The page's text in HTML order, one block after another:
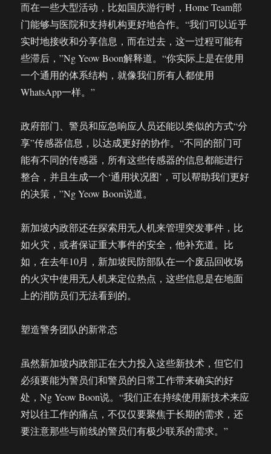
而在一些大型活动，比如国庆游行时，Home Team部
门能够与医院和支持机构更好地合作。“我们可以近乎
实时地接收和分享信息，而在过去，这一过程可能有
些滞后，”Ng Yeow Boon解释道。“你实际上是在使用
一个通用的体系结构，就像我们所有人都使用
WhatsApp一样。”
政府部门、警员和应急响应人员还能以类似的方式“分
享”传感器信息，以达成更好的协作。“不同的部门可
能有不同的传感器，所有这些传感器的信息都能进行
整合，并且生成一个‘通用状况图’，可以帮助我们更好
的决策，”Ng Yeow Boon说道。
新加坡内政部还在探索用无人机来管理突发事件，比
如火灾，或者保证重大事件的安全，他补充道。比
如，在去年10月，新加坡民防部队在一个废品回收场
的火灾中使用无人机来定位热点，这些信息是在地面
上的消防员们无法看到的。
塑造警务团队的新常态
虽然新加坡内政部正在大力投入这些新技术，但它们
必须要能为警员们和警员的日常工作带来确实的好
处，Ng Yeow Boon说。“我们正在持续使用新技术来应
对以往工作的痛点，不仅仅要聚焦于长期的需求，还
要注意那些与前线的警员们有极少联系的需求。”